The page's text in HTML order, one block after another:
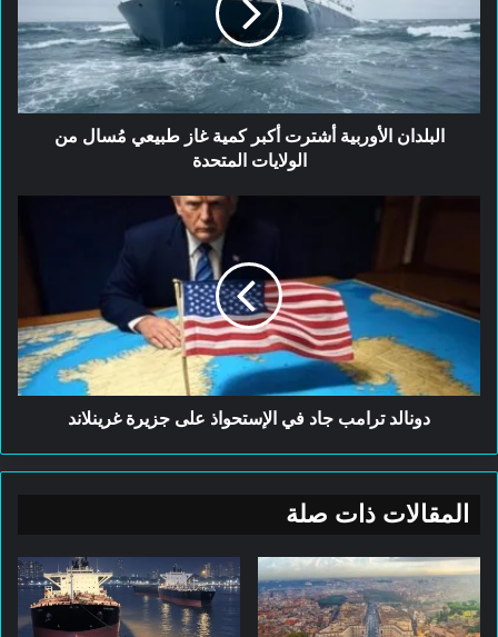
كمية
غاز
طبيعي
مُسال
من
الولايات
البلدان الأوربية أشترت أكبر كمية غاز طبيعي مُسال من
الولايات المتحدة
دونالد
ترامب
الإستحواذ
على
جزيرة
غرينلاند
دونالد ترامب جاد في الإستحواذ على جزيرة غرينلاند
المقالات ذات صلة